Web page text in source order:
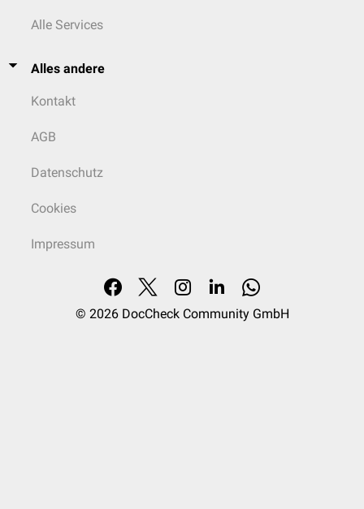
Alle Services
Alles andere
Kontakt
AGB
Datenschutz
Cookies
Impressum
© 2026 DocCheck Community GmbH